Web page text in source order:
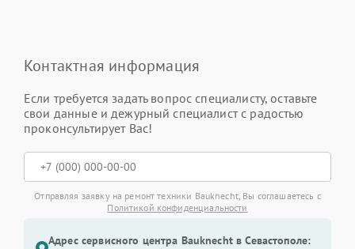
Контактная информация
Если требуется задать вопрос специалисту, оставьте
свои данные и дежурный специалист с радостью
проконсультирует Вас!
Отправляя заявку на ремонт техники Bauknecht, Вы соглашаетесь с
Политикой конфиденциальности
Адрес сервисного центра Bauknecht в Севастополе: